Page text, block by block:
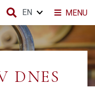
DNES
MENU
EN